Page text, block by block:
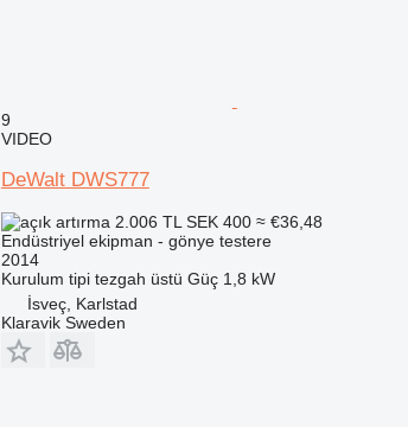
9
VIDEO
DeWalt DWS777
2.006 TL SEK 400 ≈ €36,48
Endüstriyel ekipman - gönye testere
2014
Kurulum tipi tezgah üstü Güç 1,8 kW
İsveç, Karlstad
Klaravik Sweden